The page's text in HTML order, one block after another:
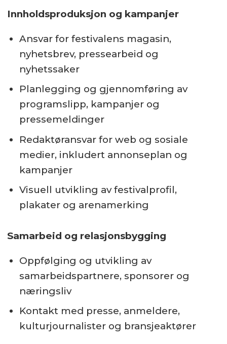
Innholdsproduksjon og kampanjer
Ansvar for festivalens magasin,
nyhetsbrev, pressearbeid og
nyhetssaker
Planlegging og gjennomføring av
programslipp, kampanjer og
pressemeldinger
Redaktøransvar for web og sosiale
medier, inkludert annonseplan og
kampanjer
Visuell utvikling av festivalprofil,
plakater og arenamerking
Samarbeid og relasjonsbygging
Oppfølging og utvikling av
samarbeidspartnere, sponsorer og
næringsliv
Kontakt med presse, anmeldere,
kulturjournalister og bransjeaktører